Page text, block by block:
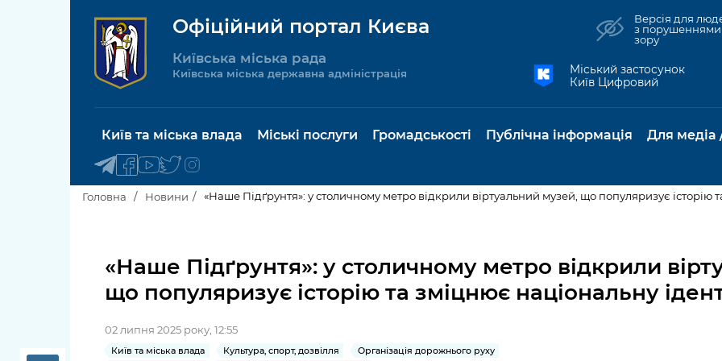
Офіційний портал Києва
Київська міська рада
Київська міська державна адміністрація
Версія для
з порушеннями
зору
Міський застосунок
Київ Цифровий
Київ та міська влада
Київська міська рада
Керівництво КМДА
Контактна інформація
Міські послуги
послуги
Пільги, субсидії та
Паспорт, свідоцтва та
земельні ділянки
Культура, спорт,
Громадськості
об'єднань
Громадські слухання
громадськістю
Громадська
Публічна інформація
публічної
інформації
база
Для медіа
Головна Новини «Наше Підґрунтя»: у столичному метро відкрили віртуальний музей, що популяризує історію
«Наше Підґрунтя»: у столичному метро відкрили
що популяризує історію та зміцнює національну
02 липня 2025 року, 12:55
Київ та міська влада Культура, спорт, дозвілля
Організація дорожнього руху